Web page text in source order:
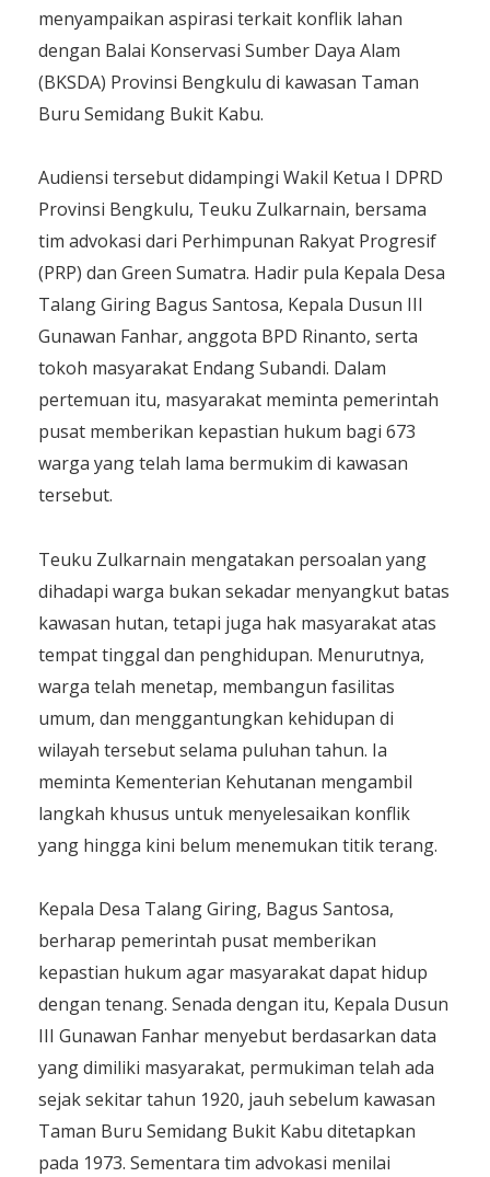
menyampaikan aspirasi terkait konflik lahan
dengan Balai Konservasi Sumber Daya Alam
(BKSDA) Provinsi Bengkulu di kawasan Taman
Buru Semidang Bukit Kabu.
Audiensi tersebut didampingi Wakil Ketua I DPRD
Provinsi Bengkulu, Teuku Zulkarnain, bersama
tim advokasi dari Perhimpunan Rakyat Progresif
(PRP) dan Green Sumatra. Hadir pula Kepala Desa
Talang Giring Bagus Santosa, Kepala Dusun III
Gunawan Fanhar, anggota BPD Rinanto, serta
tokoh masyarakat Endang Subandi. Dalam
pertemuan itu, masyarakat meminta pemerintah
pusat memberikan kepastian hukum bagi 673
warga yang telah lama bermukim di kawasan
tersebut.
Teuku Zulkarnain mengatakan persoalan yang
dihadapi warga bukan sekadar menyangkut batas
kawasan hutan, tetapi juga hak masyarakat atas
tempat tinggal dan penghidupan. Menurutnya,
warga telah menetap, membangun fasilitas
umum, dan menggantungkan kehidupan di
wilayah tersebut selama puluhan tahun. Ia
meminta Kementerian Kehutanan mengambil
langkah khusus untuk menyelesaikan konflik
yang hingga kini belum menemukan titik terang.
Kepala Desa Talang Giring, Bagus Santosa,
berharap pemerintah pusat memberikan
kepastian hukum agar masyarakat dapat hidup
dengan tenang. Senada dengan itu, Kepala Dusun
III Gunawan Fanhar menyebut berdasarkan data
yang dimiliki masyarakat, permukiman telah ada
sejak sekitar tahun 1920, jauh sebelum kawasan
Taman Buru Semidang Bukit Kabu ditetapkan
pada 1973. Sementara tim advokasi menilai